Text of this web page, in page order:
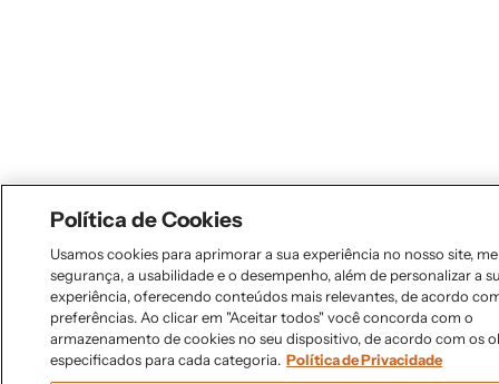
Política de Cookies
Usamos cookies para aprimorar a sua experiência no nosso site,
segurança, a usabilidade e o desempenho, além de personalizar a
experiência, oferecendo conteúdos mais relevantes, de acordo
preferências. Ao clicar em "Aceitar todos" você concorda com o
armazenamento de cookies no seu dispositivo, de acordo com os
especificados para cada categoria. Política de Privacidade